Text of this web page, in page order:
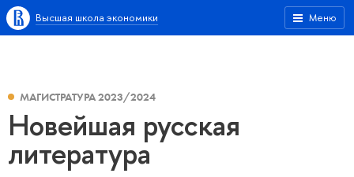
Меню
Высшая школа экономики
МАГИСТРАТУРА 2023/2024
Новейшая русская
литература